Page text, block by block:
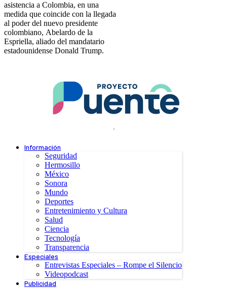
asistencia a Colombia, en una
medida que coincide con la llegada
al poder del nuevo presidente
colombiano, Abelardo de la
Espriella, aliado del mandatario
estadounidense Donald Trump.
.
Información
Seguridad
Hermosillo
México
Sonora
Mundo
Deportes
Entretenimiento y Cultura
Salud
Ciencia
Tecnología
Transparencia
Especiales
Entrevistas Especiales – Rompe el Silencio
Videopodcast
Publicidad